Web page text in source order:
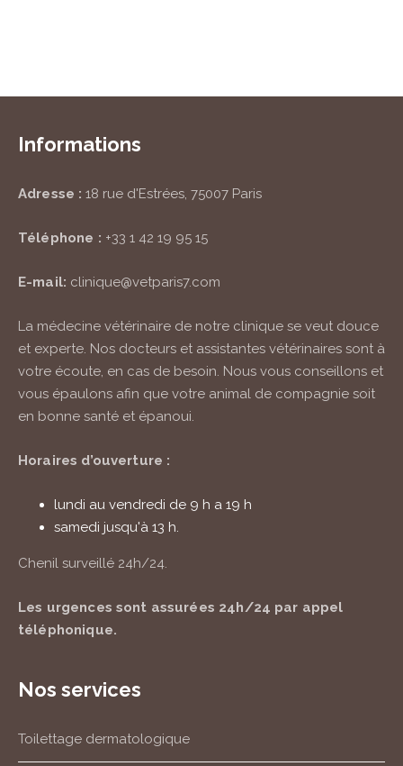
Informations
Adresse : 18 rue d'Estrées, 75007 Paris
Téléphone : +33 1 42 19 95 15
E-mail: clinique@vetparis7.com
La médecine vétérinaire de notre clinique se veut douce
et experte. Nos docteurs et assistantes vétérinaires sont à
votre écoute, en cas de besoin. Nous vous conseillons et
vous épaulons afin que votre animal de compagnie soit
en bonne santé et épanoui.
Horaires d’ouverture :
lundi au vendredi de 9 h a 19 h
samedi jusqu'à 13 h.
Chenil surveillé 24h/24.
Les urgences sont assurées 24h/24 par appel
téléphonique.
Nos services
Toilettage dermatologique